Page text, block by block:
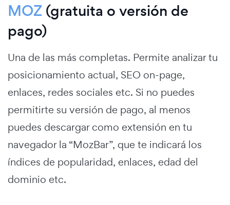
MOZ (gratuita o versión de
pago)
Una de las más completas. Permite analizar tu
posicionamiento actual, SEO on-page,
enlaces, redes sociales etc. Si no puedes
permitirte su versión de pago, al menos
puedes descargar como extensión en tu
navegador la “MozBar”, que te indicará los
índices de popularidad, enlaces, edad del
dominio etc.